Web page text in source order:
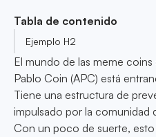
Tabla de contenido
Ejemplo H2
El mundo de las meme
Pablo Coin (APC) está
Tiene una estructura de
impulsado por la comunidad
Con un poco de suerte,